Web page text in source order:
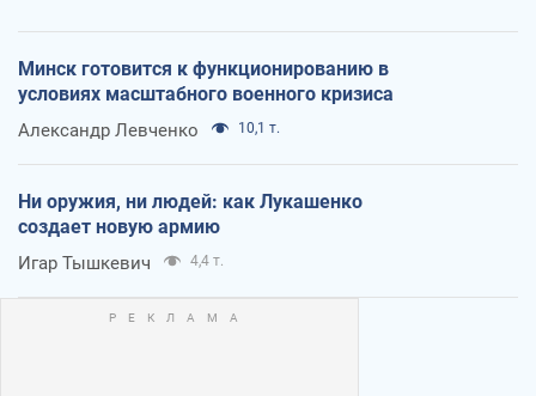
Минск готовится к функционированию в
условиях масштабного военного кризиса
Александр Левченко 10,1 т.
Ни оружия, ни людей: как Лукашенко
создает новую армию
Игар Тышкевич 4,4 т.